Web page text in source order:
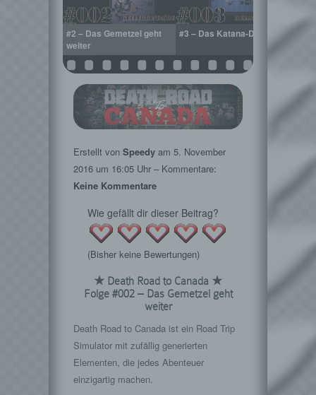
#2 – Das Gemetzel geht
weiter
#3 – Das Katana-Duo
Erstellt von Speedy am 5. November
2016 um 16:05 Uhr – Kommentare:
Keine Kommentare
Wie gefällt dir dieser Beitrag?
(Bisher keine Bewertungen)
★ Death Road to Canada ★
Folge #002 – Das Gemetzel geht
weiter
Death Road to Canada ist ein Road Trip
Simulator mit zufällig generierten
Elementen, die jedes Abenteuer
einzigartig machen.